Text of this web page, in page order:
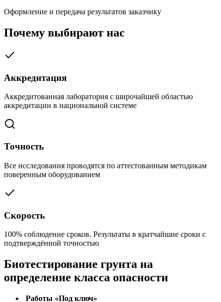
Оформление и передача результатов заказчику
Почему выбирают нас
Аккредитация
Аккредитованная лаборатория с широчайшей областью
аккредитации в национальной системе
Точность
Все исследования проводятся по аттестованным методикам
поверенным оборудованием
Скорость
100% соблюдение сроков. Результаты в кратчайшие сроки с
подтверждённой точностью
Биотестирование грунта на
определение класса опасности
Работы «Под ключ»